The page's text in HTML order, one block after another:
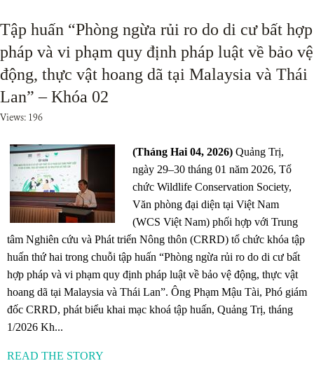
Tập huấn “Phòng ngừa rủi ro do di cư bất hợp
pháp và vi phạm quy định pháp luật về bảo vệ
động, thực vật hoang dã tại Malaysia và Thái
Lan” – Khóa 02
Views: 196
(Tháng Hai 04, 2026) Quảng Trị,
ngày 29–30 tháng 01 năm 2026, Tổ
chức Wildlife Conservation Society,
Văn phòng đại diện tại Việt Nam
(WCS Việt Nam) phối hợp với Trung
tâm Nghiên cứu và Phát triển Nông thôn (CRRD) tổ chức khóa tập
huấn thứ hai trong chuỗi tập huấn “Phòng ngừa rủi ro do di cư bất
hợp pháp và vi phạm quy định pháp luật về bảo vệ động, thực vật
hoang dã tại Malaysia và Thái Lan”. Ông Phạm Mậu Tài, Phó giám
đốc CRRD, phát biểu khai mạc khoá tập huấn, Quảng Trị, tháng
1/2026 Kh...
READ THE STORY